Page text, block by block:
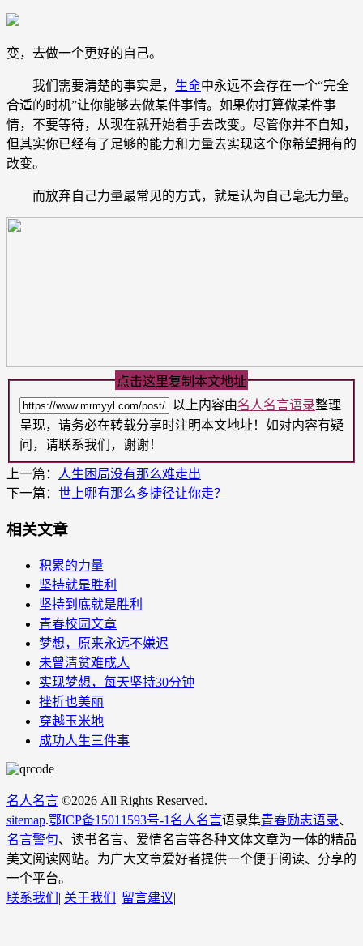
变，去做一个更好的自己。
我们需要清楚的事实是， 生命中永远不会存在一个“完全
合适的时机”让你能够去做某件事情。如果你打算做某件事
情，不要等待，从现在就开始着手去改变。尽管你并不自知，
但其实你已经有了足够的能力和力量去实现这个你希望拥有的
改变。
而放弃自己力量最常见的方式，就是认为自己毫无力量。
点击这里复制本文地址
以上内容由名人名言语录整理
呈现，请务必在转载分享时注明本文地址！如对内容有疑
问，请联系我们，谢谢！
上一篇： 人生困局没有那么难走出
下一篇： 世上哪有那么多捷径让你走？
相关文章
积累的力量
坚持就是胜利
坚持到底就是胜利
青春校园文章
梦想，原来永远不嫌迟
未曾清贫难成人
实现梦想，每天坚持30分钟
挫折也美丽
穿越玉米地
成功人生三件事
名人名言 ©2026 All Rights Reserved.
sitemap.鄂ICP备15011593号-1 名人名言语录集青春励志语录、
名言警句、读书名言、爱情名言等各种文体文章为一体的精品
美文阅读网站。为广大文章爱好者提供一个便于阅读、分享的
一个平台。
联系我们 | 关于我们 | 留言建议|